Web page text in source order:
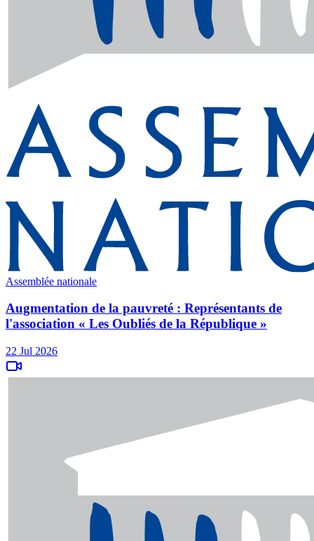
Assemblée nationale
Augmentation de la pauvreté : Représentants de
l'association « Les Oubliés de la République »
22 Jul 2026